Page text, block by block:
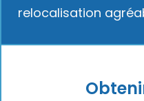
relocalisation